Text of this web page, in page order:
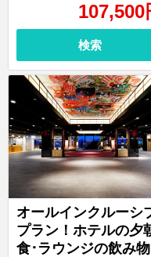
107,500
検索
オールインクルーシ
プラン！ホテルの夕
食･ラウンジの飲み物